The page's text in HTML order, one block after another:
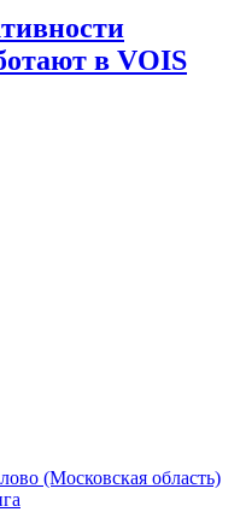
в VOIS
(Московская область)